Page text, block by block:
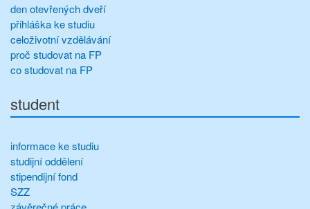
den otevřených dveří
přihláška ke studiu
celoživotní vzdělávání
proč studovat na FP
co studovat na FP
student
informace ke studiu
studijní oddělení
stipendijní fond
SZZ